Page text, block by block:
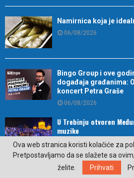
Namirnica koja je
06/08/2026
Bingo Group i ove
događaja građanima:
koncert Petra Graše
06/08/2026
U Trebinju otvoren
muzike
06/08/2026
Trebinje domaćin
Ova web stranica koristi kolačiće za
Pretpostavljamo da se slažete sa
želite.
Prihvati